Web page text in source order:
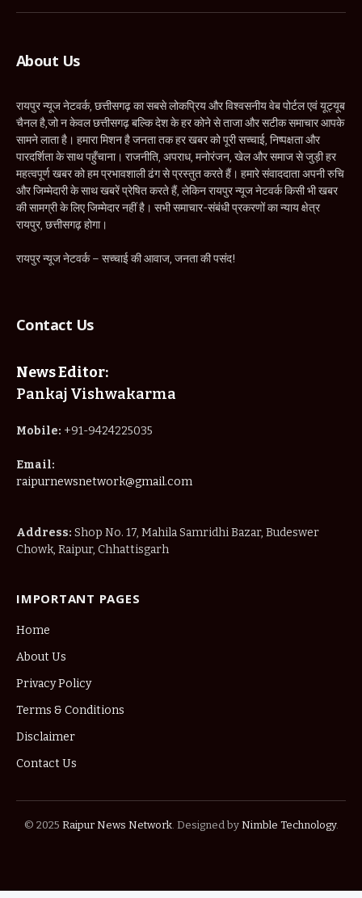
About Us
रायपुर न्यूज नेटवर्क, छत्तीसगढ़ का सबसे लोकप्रिय और विश्वसनीय वेब पोर्टल एवं यूट्यूब
चैनल है,जो न केवल छत्तीसगढ़ बल्कि देश के हर कोने से ताजा और सटीक समाचार आपके
सामने लाता है। हमारा मिशन है जनता तक हर खबर को पूरी सच्चाई, निष्पक्षता और
पारदर्शिता के साथ पहुँचाना। राजनीति, अपराध, मनोरंजन, खेल और समाज से जुड़ी हर
महत्वपूर्ण खबर को हम प्रभावशाली ढंग से प्रस्तुत करते हैं। हमारे संवाददाता अपनी रुचि
और जिम्मेदारी के साथ खबरें प्रेषित करते हैं, लेकिन रायपुर न्यूज नेटवर्क किसी भी खबर
की सामग्री के लिए जिम्मेदार नहीं है। सभी समाचार-संबंधी प्रकरणों का न्याय क्षेत्र
रायपुर, छत्तीसगढ़ होगा।
रायपुर न्यूज नेटवर्क – सच्चाई की आवाज, जनता की पसंद!
Contact Us
News Editor:
Pankaj Vishwakarma
Mobile: +91-9424225035
Email:
raipurnewsnetwork@gmail.com
Address: Shop No. 17, Mahila Samridhi Bazar, Budeswer
Chowk, Raipur, Chhattisgarh
IMPORTANT PAGES
Home
About Us
Privacy Policy
Terms & Conditions
Disclaimer
Contact Us
© 2025 Raipur News Network. Designed by Nimble Technology.